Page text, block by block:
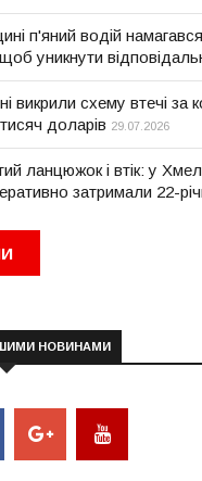
п'яний водій намагався
уникнути
викрили схему втечі за
доларів 29.07.2026
ланцюжок і втік: у
затримали 22-
НОВИНАМИ